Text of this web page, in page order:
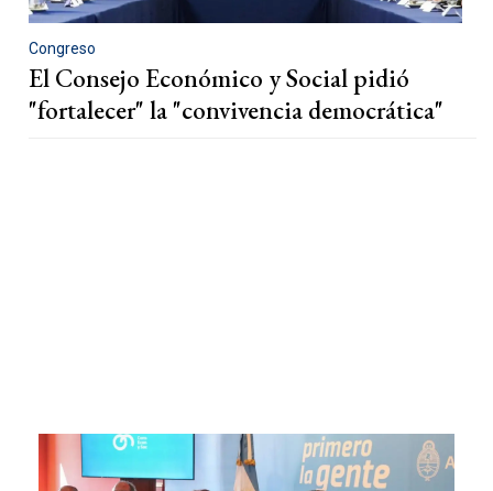
Congreso
El Consejo Económico y Social pidió
"fortalecer" la "convivencia democrática"